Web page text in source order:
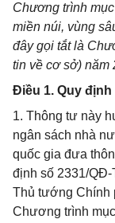
Chương trình
miền núi, vùng
đây gọi tắt là
tin về cơ sở) năm
Điều 1. Quy
1. Thông tư này
ngân sách nhà
quốc gia đưa
định số 2331/QĐ-
Thủ tướng Chính
Chương trình